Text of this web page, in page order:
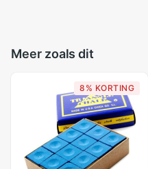
Meer zoals dit
8% KORTING